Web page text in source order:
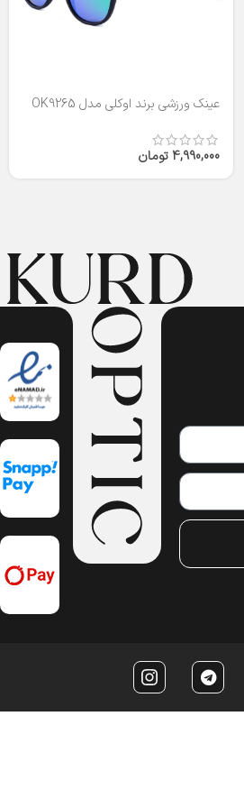
عینک ورزشی برند اوکلی مدل OK9265
4,990,000 تومان